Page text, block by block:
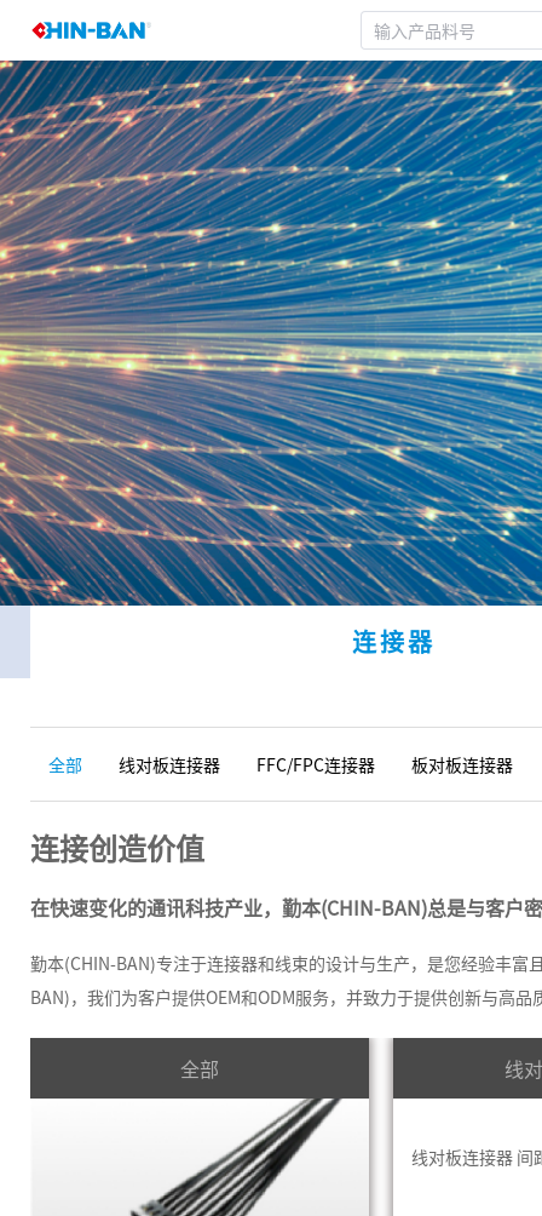
连接器
全部 线对板连接器 FFC/FPC连接器 板对板连接器
连接创造价值
在快速变化的通讯科技产业，勤本(CHIN-BAN)总是与客户
勤本(CHIN-BAN)专注于连接器和线束的设计与生产，是您经验丰
BAN)，我们为客户提供OEM和ODM服务，并致力于提供创新与高
全部 线
线对板连接器